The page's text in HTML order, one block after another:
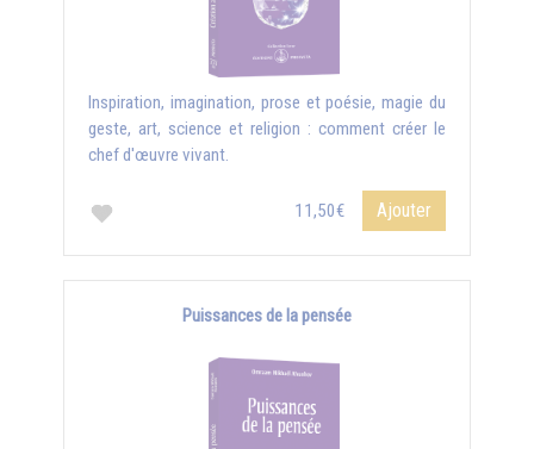
Inspiration, imagination, prose et poésie, magie du
geste, art, science et religion : comment créer le
chef d'œuvre vivant.
11,50€ Ajouter
Puissances de la pensée